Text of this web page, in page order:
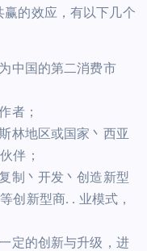
的效应，有以下几个
中国的第二消费市
者；
林地区或国家丶西亚
伴；
制丶开发丶创造新型
创新型商. . 业模式，
定的创新与升级，进